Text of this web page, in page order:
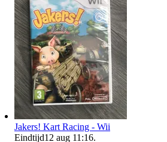
Jakers! Kart Racing - Wii
Eindtijd12 aug 11:16.